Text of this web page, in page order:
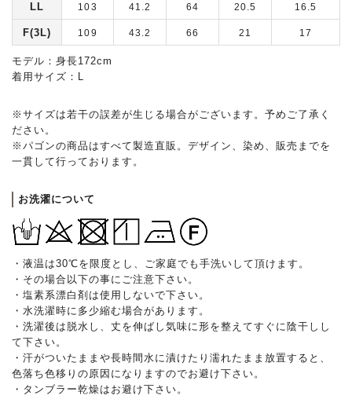
LL 103 41.2 64 20.5 16.5
F(3L) 109 43.2 66 21 17
モデル：身長172cm
着用サイズ：L
※サイズは若干の誤差が生じる場合がございます。予めご了承く
ださい。
※パゴンの商品はすべて製造直販。デザイン、染め、販売までを
一貫して行っております。
お洗濯について
・液温は30℃を限度とし、ご家庭でも手洗いして頂けます。
・その場合以下の事にご注意下さい。
・塩素系漂白剤は使用しないで下さい。
・水洗濯時に多少縮む場合があります。
・洗濯後は脱水し、丈を伸ばし気味に形を整えてすぐに陰干しし
て下さい。
・汗がついたままや長時間水に漬けたり濡れたまま放置すると、
色落ち色移りの原因になりますのでお避け下さい。
・タンブラー乾燥はお避け下さい。